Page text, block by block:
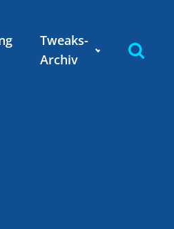
Tweaks-
Archiv